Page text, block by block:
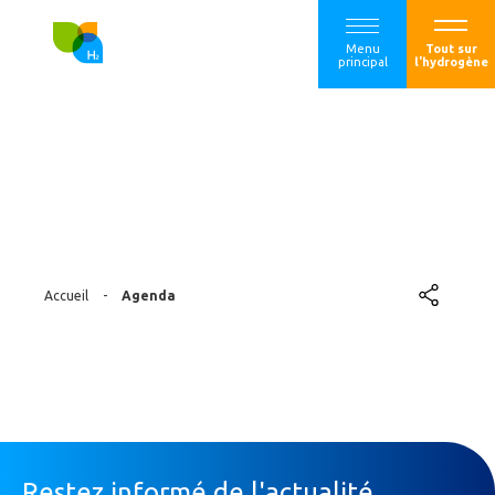
Menu
principal
Tout sur
l'hydrogène
Accueil - Agenda